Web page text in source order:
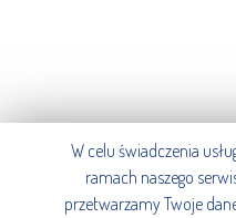
W celu świadczenia
ramach naszego
przetwarzamy Twoje